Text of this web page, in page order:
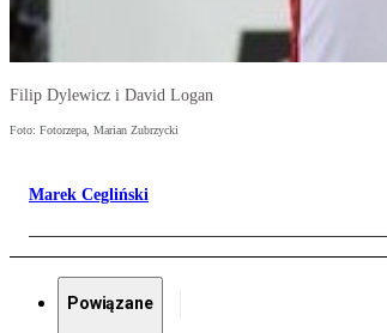
Filip Dylewicz i David Logan
Foto: Fotorzepa, Marian Zubrzycki
Marek Cegliński
Powiązane